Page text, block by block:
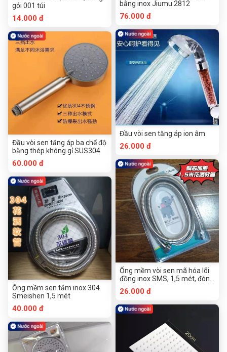
gói 001 túi
14.000 đ
Đầu vòi sen tăng áp ba chế độ
bằng thép không gỉ SUS304
60.000 đ
Ống mềm sen tắm inox 304
Smeishen 1,5 mét
40.000 đ
bằng inox Jiumu 2812
76.000 đ
Đầu vòi sen tăng áp ion âm
26.000 đ
Ống mềm vòi sen mã hóa lõi
đồng inox SMS, 1,5 mét, đóng
gói nhựa PVC trong suốt
26.000 đ